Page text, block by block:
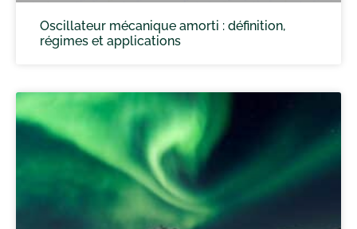
Oscillateur mécanique amorti : définition,
régimes et applications